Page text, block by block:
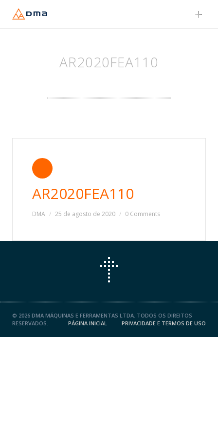
Skip
to
AR2020FEA110
AR2020FEA110
DMA 25 de agosto de 2020 0 Comments
© 2026 DMA MÁQUINAS E FERRAMENTAS LTDA. TODOS OS DIREITOS
RESERVADOS.
PÁGINA INICIAL PRIVACIDADE E TERMOS DE USO